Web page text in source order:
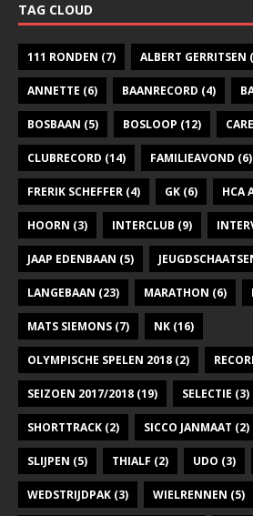
TAG CLOUD
111 RONDEN (7) ALBERT GERRITSEN
ANNETTE (6) BAANRECORD (4)
BOSBAAN (5) BOSLOOP (12)
CLUBRECORD (14) FAMILIEAVOND (6)
FRERIK SCHEFFER (4) GK (6) HCA
HOORN (3) INTERCLUB (9)
JAAP EDENBAAN (5)
LANGEBAAN (23) MARATHON (6)
MATS SIEMONS (7) NK (16)
OLYMPISCHE SPELEN 2018 (2)
SEIZOEN 2017/2018 (19) SELECTIE (3)
SHORTTRACK (2) SICCO JANMAAT (2)
SLIJPEN (5) THIALF (2) UDO (3)
WEDSTRIJDPAK (3) WIELRENNEN (5)